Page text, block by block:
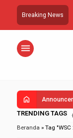
Breaking News
menu
home
TRENDING TAGS
Beranda » Tag